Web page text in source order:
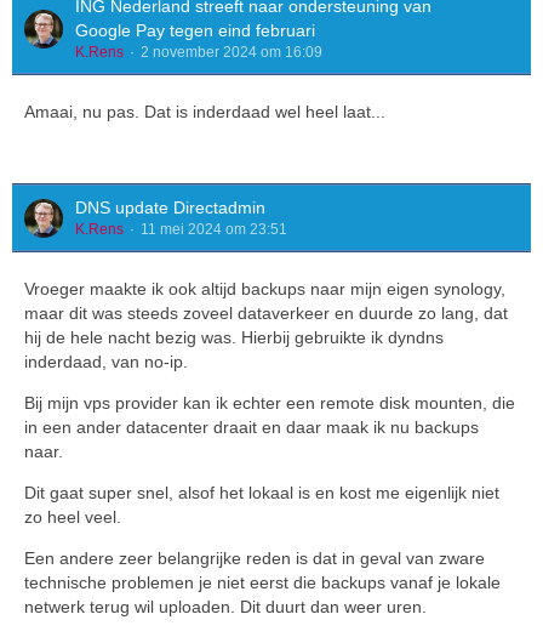
ING Nederland streeft naar ondersteuning van
Google Pay tegen eind februari
K.Rens 2 november 2024 om 16:09
Amaai, nu pas. Dat is inderdaad wel heel laat...
DNS update Directadmin
K.Rens 11 mei 2024 om 23:51
Vroeger maakte ik ook altijd backups naar mijn eigen synology,
maar dit was steeds zoveel dataverkeer en duurde zo lang, dat
hij de hele nacht bezig was. Hierbij gebruikte ik dyndns
inderdaad, van no-ip.
Bij mijn vps provider kan ik echter een remote disk mounten, die
in een ander datacenter draait en daar maak ik nu backups
naar.
Dit gaat super snel, alsof het lokaal is en kost me eigenlijk niet
zo heel veel.
Een andere zeer belangrijke reden is dat in geval van zware
technische problemen je niet eerst die backups vanaf je lokale
netwerk terug wil uploaden. Dit duurt dan weer uren.